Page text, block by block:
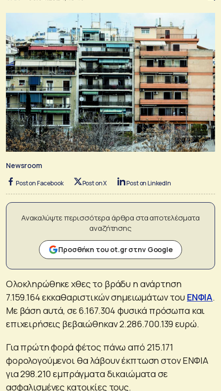
Newsroom
Post on Facebook Post on X Post on LinkedIn
Ανακαλύψτε περισσότερα άρθρα στα αποτελέσματα
αναζήτησης
Προσθήκη του ot.gr στην Google
Ολοκληρώθηκε χθες το βράδυ η ανάρτηση
7.159.164 εκκαθαριστικών σημειωμάτων του ΕΝΦΙΑ.
Με βάση αυτά, σε 6.167.304 φυσικά πρόσωπα και
επιχειρήσεις βεβαιώθηκαν 2.286.700.139 ευρώ.
Για πρώτη φορά φέτος πάνω από 215.171
φορολογούμενοι θα λάβουν έκπτωση στον ΕΝΦΙΑ
για 298.210 εμπράγματα δικαιώματα σε
ασφαλισμένες κατοικίες τους.